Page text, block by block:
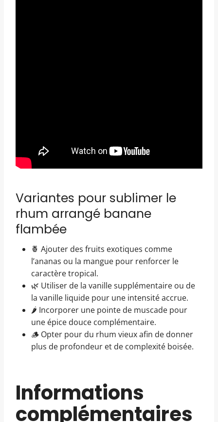
Variantes pour sublimer le
rhum arrangé banane
flambée
🍍 Ajouter des fruits exotiques comme
l’ananas ou la mangue pour renforcer le
caractère tropical.
🌿 Utiliser de la vanille supplémentaire ou de
la vanille liquide pour une intensité accrue.
🌶️ Incorporer une pointe de muscade pour
une épice douce complémentaire.
🪵 Opter pour du rhum vieux afin de donner
plus de profondeur et de complexité boisée.
Informations
complémentaires